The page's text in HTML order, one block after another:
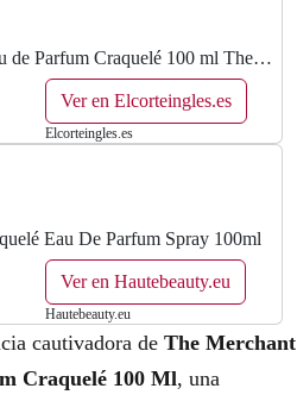
de Parfum Craquelé 100 ml The
Ver en Elcorteingles.es
Elcorteingles.es
Eau De Parfum Spray 100ml
Ver en Hautebeauty.eu
Hautebeauty.eu
cautivadora de The Merchant
Craquelé 100 Ml, una